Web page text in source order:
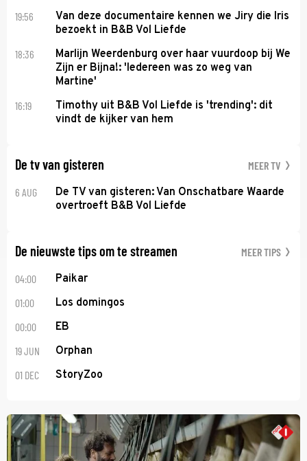
19:56
Van deze documentaire kennen we Jiry die Iris
bezoekt in B&B Vol Liefde
18:36
Marlijn Weerdenburg over haar vuurdoop bij We
Zijn er Bijna!: 'Iedereen was zo weg van
Martine'
16:19
Timothy uit B&B Vol Liefde is 'trending': dit
vindt de kijker van hem
De tv van gisteren MEER TV
6 AUG
De TV van gisteren: Van Onschatbare Waarde
overtroeft B&B Vol Liefde
De nieuwste tips om te streamen MEER TIPS
04:00 Paikar
01:00 Los domingos
00:00 EB
19 JUN Orphan
01 DEC StoryZoo